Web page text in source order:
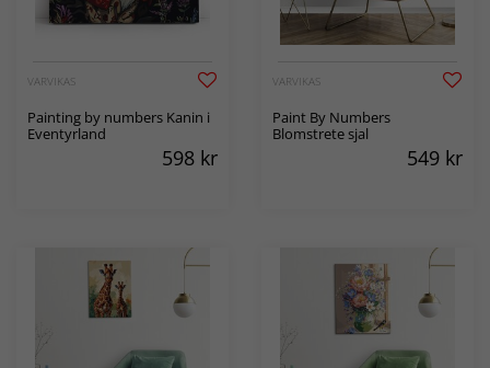
VARVIKAS
Painting by numbers Kanin i
Eventyrland
598 kr
VARVIKAS
Paint By Numbers
Blomstrete sjal
549 kr